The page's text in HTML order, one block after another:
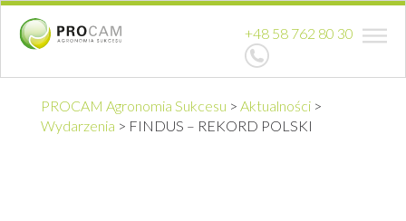
+48 58 762 80 30
PROCAM Agronomia Sukcesu > Aktualności >
Wydarzenia > FINDUS – REKORD POLSKI